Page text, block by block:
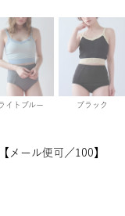
ライトブルー ブラック
メール便可／100】